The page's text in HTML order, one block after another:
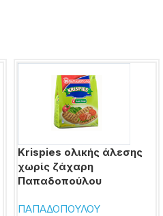
Krispies ολικής άλεσης
χωρίς ζάχαρη
Παπαδοπούλου
ΠΑΠΑΔΟΠΟΥΛΟΥ